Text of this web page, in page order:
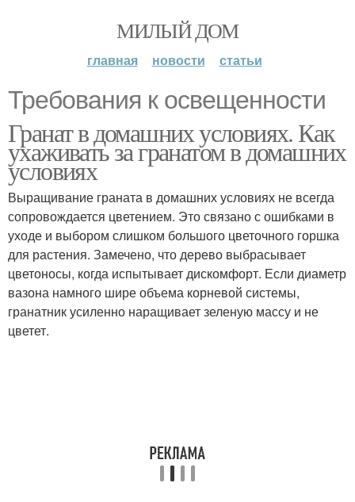
МИЛЫЙ ДОМ
главная новости статьи
Требования к освещенности
Гранат в домашних условиях. Как
ухаживать за гранатом в домашних
условиях
Выращивание граната в домашних условиях не всегда
сопровождается цветением. Это связано с ошибками в
уходе и выбором слишком большого цветочного горшка
для растения. Замечено, что дерево выбрасывает
цветоносы, когда испытывает дискомфорт. Если диаметр
вазона намного шире объема корневой системы,
гранатник усиленно наращивает зеленую массу и не
цветет.